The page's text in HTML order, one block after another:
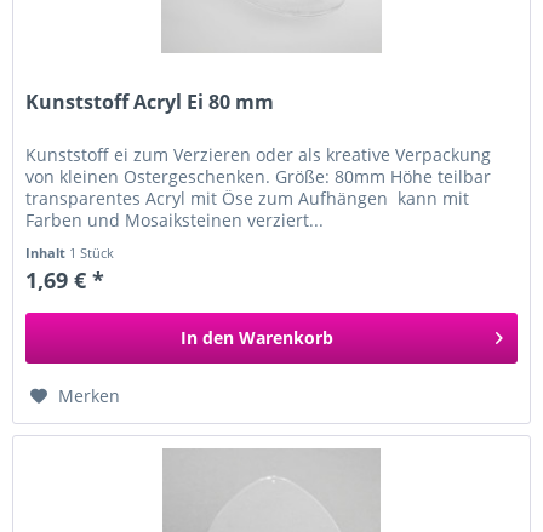
Kunststoff Acryl Ei 80 mm
Kunststoff ei zum Verzieren oder als kreative Verpackung
von kleinen Ostergeschenken. Größe: 80mm Höhe teilbar
transparentes Acryl mit Öse zum Aufhängen kann mit
Farben und Mosaiksteinen verziert...
Inhalt 1 Stück
1,69 € *
In den Warenkorb
Merken